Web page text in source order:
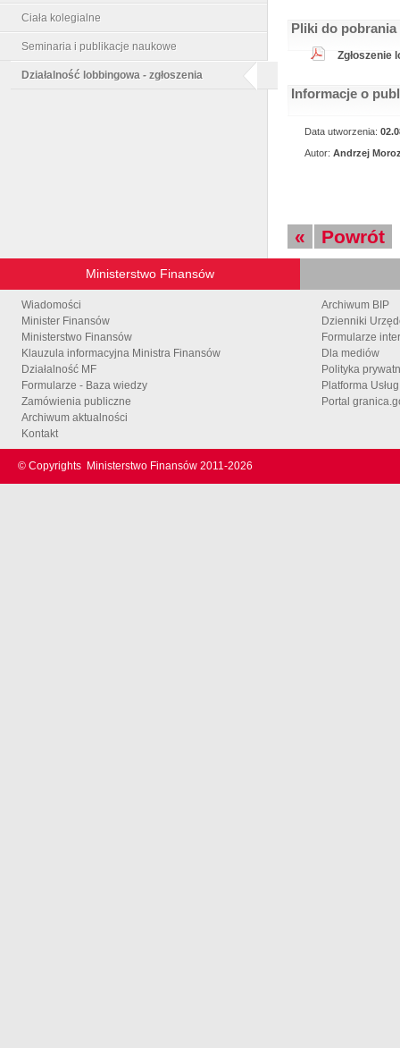
Ciała kolegialne
Seminaria i publikacje naukowe
Działalność lobbingowa - zgłoszenia
Pliki do pobrania
Zgłoszenie
Informacje o
Data utworzenia:
Autor: Andrzej
« Powrót
Ministerstwo Finansów
Wiadomości
Minister Finansów
Ministerstwo Finansów
Klauzula informacyjna Ministra Finansów
Działalność MF
Formularze - Baza wiedzy
Zamówienia publiczne
Archiwum aktualności
Kontakt
Archiwum BIP
Dzienniki
Formularze
Dla mediów
Polityka
Platforma
Portal
© Copyrights Ministerstwo Finansów 2011-2026